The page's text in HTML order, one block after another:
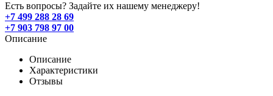
Есть вопросы? Задайте их нашему менеджеру!
+7 499 288 28 69
+7 903 798 97 00
Описание
Описание
Характеристики
Отзывы